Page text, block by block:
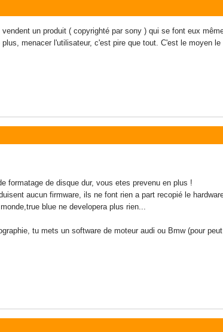
un produit ( copyrighté par sony ) qui se font eux
menacer l'utilisateur, c'est pire que tout. C'est le moyen
formatage de disque dur, vous etes prevenu en plus !
aucun firmware, ils ne font rien a part recopié le
blue ne developera plus rien...
tu mets un software de moteur audi ou Bmw (pour